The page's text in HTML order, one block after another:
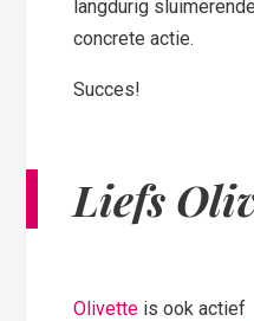
langdurig
concrete actie.
Succes!
Liefs
Olivette is ook actief